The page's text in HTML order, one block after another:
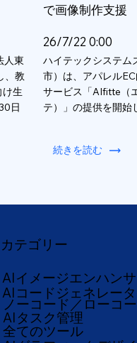
人東
、教
生
日
で画像制作支援
26/7/22 0:00
ハイテックシステム
市）は、アパレル
サービス「AIfitte（
テ）」の提供を開始
続きを読む
カテゴリー
AIイメージエンハン
AIコードジェネレー
AIタスク管理
ノーコード／ローコ
全てのツール